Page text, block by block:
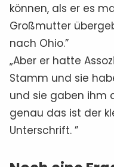
können, als er es
Großmutter
nach Ohio.”
„Aber er hatte
Stamm und sie
und sie gaben ihm
genau das ist der
Unterschrift. ”